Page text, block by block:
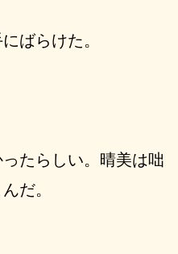
ばらけた。
たらしい。晴美は咄
だ。